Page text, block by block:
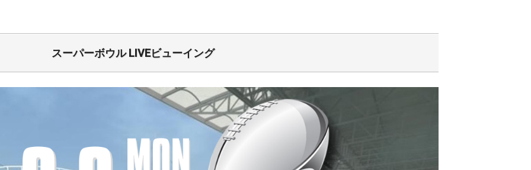
スーパーボウル LIVEビューイング